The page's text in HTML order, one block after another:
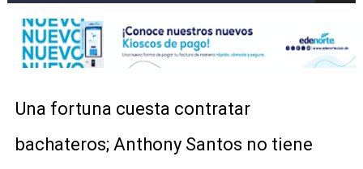
Dólar bajó 9 cts. y era vendido a $58.44; el euro subió a
EDENORTE impulsa el desarrollo energético del
Muere motociclista tras accidente vial contra poste
Director SNS proyecta 150 hospitales operen con
Una fortuna cuesta contratar
bachateros; Anthony Santos no tiene